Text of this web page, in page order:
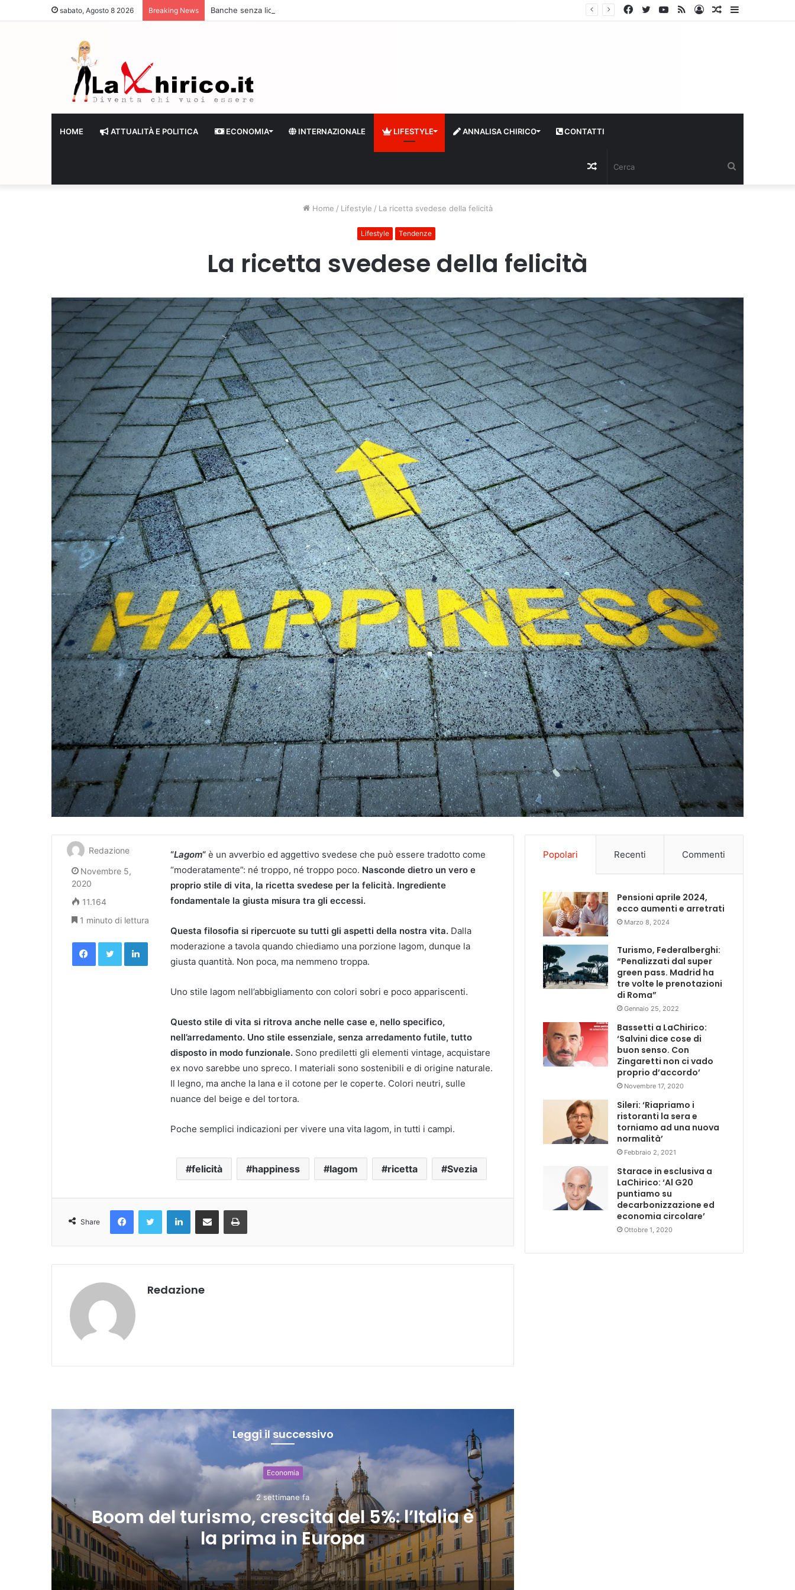
sabato, Agosto 8 2026 Breaking News Banche senza liquidità e riserve Fmi inutilizzabili: la crisi dell’economia russa
Articolo
Log
RSS
YouTube
Twitter
Facebook
HOME ATTUALITÀ E POLITICA ECONOMIA INTERNAZIONALE LIFESTYLE ANNALISA CHIRICO CONTATTI
Articolo
Home / Lifestyle / La ricetta svedese della felicità
Lifestyle Tendenze
La ricetta svedese della felicità
“Lagom“ è un avverbio ed aggettivo svedese che può essere tradotto come
“moderatamente”: né troppo, né troppo poco. Nasconde dietro un vero e
proprio stile di vita, la ricetta svedese per la felicità. Ingrediente
fondamentale la giusta misura tra gli eccessi.
Questa filosofia si ripercuote su tutti gli aspetti della nostra vita. Dalla
moderazione a tavola quando chiediamo una porzione lagom, dunque la
giusta quantità. Non poca, ma nemmeno troppa.
Uno stile lagom nell’abbigliamento con colori sobri e poco appariscenti.
Questo stile di vita si ritrova anche nelle case e, nello specifico,
nell’arredamento. Uno stile essenziale, senza arredamento futile, tutto
disposto in modo funzionale. Sono prediletti gli elementi vintage, acquistare
ex novo sarebbe uno spreco. I materiali sono sostenibili e di origine naturale.
Il legno, ma anche la lana e il cotone per le coperte. Colori neutri, sulle
nuance del beige e del tortora.
Poche semplici indicazioni per vivere una vita lagom, in tutti i campi.
felicità happiness lagom ricetta Svezia
Redazione
Novembre 5,
2020
11.164
1 minuto di lettura
Facebook Twitter LinkedIn
Share
Redazione
Leggi il successivo
LE TASCHE DEGLI ITALIANI
2 settimane fa
Cultura motore del turismo in Italia,
crescono i visitatori
Popolari Recenti Commenti
Pensioni aprile 2024,
ecco aumenti e arretrati
Marzo 8, 2024
Turismo, Federalberghi:
“Penalizzati dal super
green pass. Madrid ha
tre volte le prenotazioni
di Roma”
Gennaio 25, 2022
Bassetti a LaChirico:
‘Salvini dice cose di
buon senso. Con
Zingaretti non ci vado
proprio d’accordo’
Novembre 17, 2020
Sileri: ‘Riapriamo i
ristoranti la sera e
torniamo ad una nuova
normalità’
Febbraio 2, 2021
Starace in esclusiva a
LaChirico: ‘Al G20
puntiamo su
decarbonizzazione ed
economia circolare’
Ottobre 1, 2020